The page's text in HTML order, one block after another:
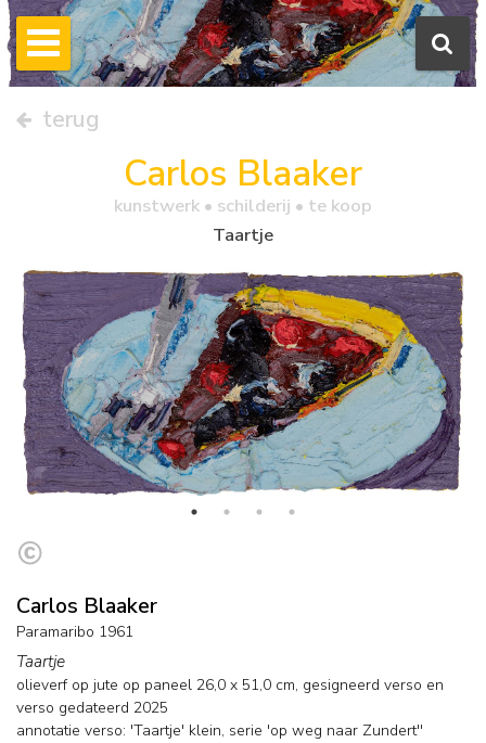
terug
Carlos Blaaker
kunstwerk • schilderij • te koop
Taartje
Carlos Blaaker
Paramaribo 1961
Taartje
olieverf op jute op paneel 26,0 x 51,0 cm, gesigneerd verso en
verso gedateerd 2025
annotatie verso: 'Taartje' klein, serie 'op weg naar Zundert''